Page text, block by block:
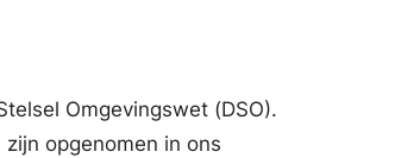
Omgevingswet (DSO).
opgenomen in ons